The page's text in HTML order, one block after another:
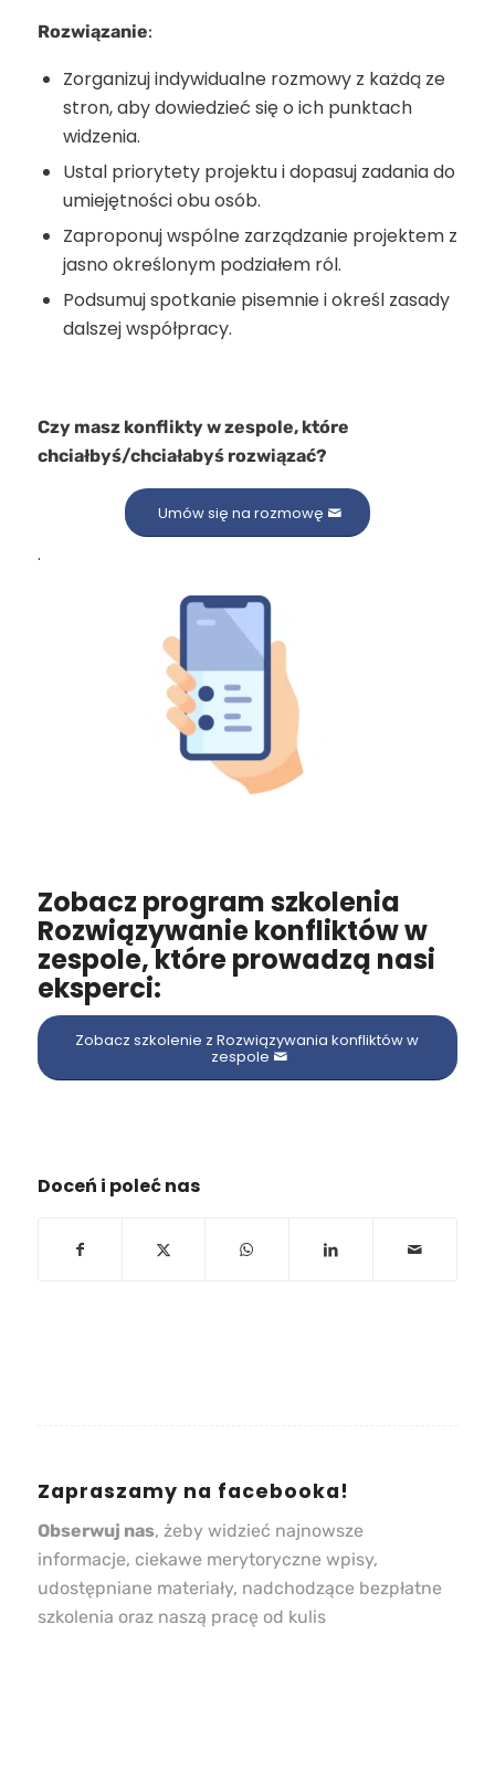
Rozwiązanie:
Zorganizuj indywidualne rozmowy z każdą ze
stron, aby dowiedzieć się o ich punktach
widzenia.
Ustal priorytety projektu i dopasuj zadania do
umiejętności obu osób.
Zaproponuj wspólne zarządzanie projektem z
jasno określonym podziałem ról.
Podsumuj spotkanie pisemnie i określ zasady
dalszej współpracy.
Czy masz konflikty w zespole, które
chciałbyś/chciałabyś rozwiązać?
Umów się na rozmowę
.
Zobacz program szkolenia
Rozwiązywanie konfliktów w
zespole, które prowadzą nasi
eksperci:
Zobacz szkolenie z Rozwiązywania konfliktów w
zespole
Doceń i poleć nas
Zapraszamy na facebooka!
Obserwuj nas, żeby widzieć najnowsze
informacje, ciekawe merytoryczne wpisy,
udostępniane materiały, nadchodzące bezpłatne
szkolenia oraz naszą pracę od kulis